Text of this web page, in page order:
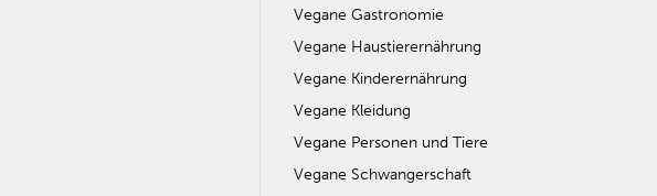
Vegane Gastronomie
Vegane Haustierernährung
Vegane Kinderernährung
Vegane Kleidung
Vegane Personen und Tiere
Vegane Schwangerschaft